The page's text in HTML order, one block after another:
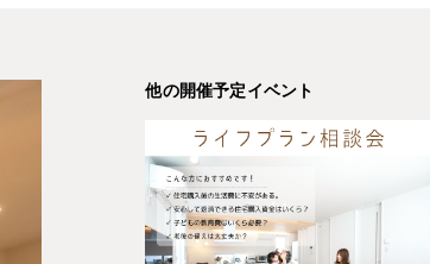
他の開催予定イベント